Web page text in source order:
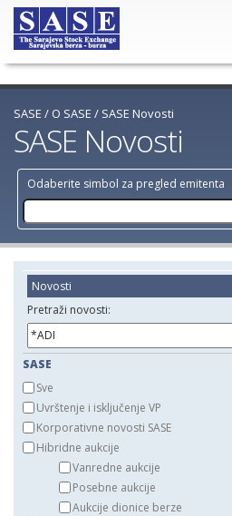
SASE / O SASE / SASE Novosti
Odaberite simbol za pregled emitenta
SASE Novosti
Novosti
Pretraži novosti:
SASE
Sve
Uvrštenje i isključenje VP
Korporativne novosti SASE
Hibridne aukcije
Vanredne aukcije
Posebne aukcije
Aukcije dionice berze